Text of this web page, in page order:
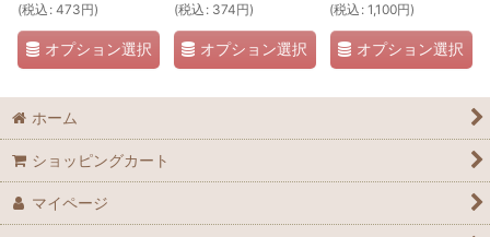
(税込 : 473円)
オプション選択
(税込 : 374円)
オプション選択
(税込 : 1,100円)
オプション選択
ホーム
ショッピングカート
マイページ